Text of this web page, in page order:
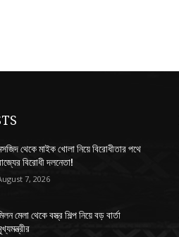
থেকে মাইক খোলা নিয়ে বিরোধীতার পথে
বিরোধী দলনেতা!
7, 2026
মেলা থেকে বস্ত্র শিল্প নিয়ে বড় বার্তা